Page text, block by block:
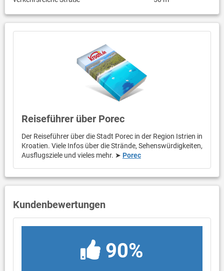
Reiseführer über Porec
Der Reiseführer über die Stadt Porec in der Region Istrien in
Kroatien. Viele Infos über die Strände, Sehenswürdigkeiten,
Ausflugsziele und vieles mehr. ➤ Porec
Kundenbewertungen
90%